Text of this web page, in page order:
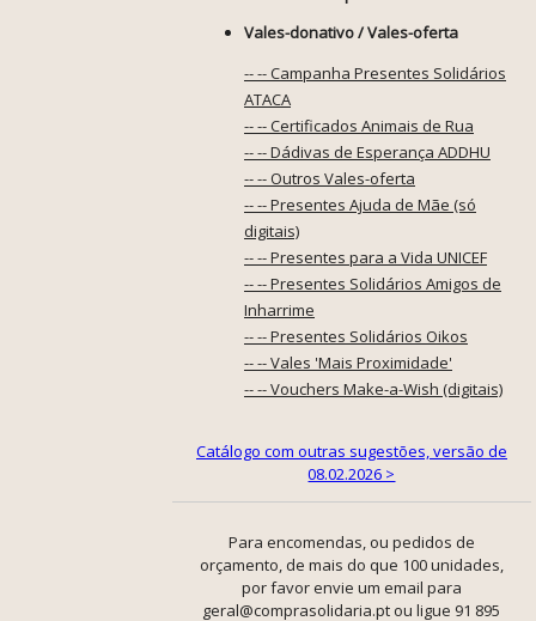
Vales-donativo / Vales-oferta
-- -- Campanha Presentes Solidários
ATACA
-- -- Certificados Animais de Rua
-- -- Dádivas de Esperança ADDHU
-- -- Outros Vales-oferta
-- -- Presentes Ajuda de Mãe (só
digitais)
-- -- Presentes para a Vida UNICEF
-- -- Presentes Solidários Amigos de
Inharrime
-- -- Presentes Solidários Oikos
-- -- Vales 'Mais Proximidade'
-- -- Vouchers Make-a-Wish (digitais)
Catálogo com outras sugestões, versão de
08.02.2026 >
Para encomendas, ou pedidos de
orçamento, de mais do que 100 unidades,
por favor envie um email para
geral@comprasolidaria.pt ou ligue 91 895